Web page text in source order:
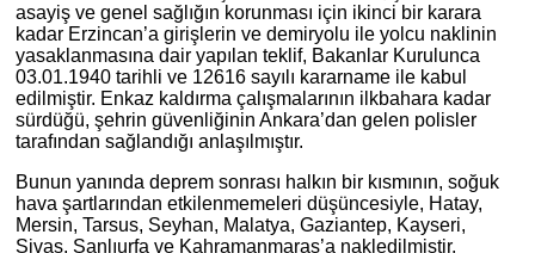
asayiş ve genel sağlığın korunması için ikinci bir karara
kadar Erzincan’a girişlerin ve demiryolu ile yolcu naklinin
yasaklanmasına dair yapılan teklif, Bakanlar Kurulunca
03.01.1940 tarihli ve 12616 sayılı kararname ile kabul
edilmiştir. Enkaz kaldırma çalışmalarının ilkbahara kadar
sürdüğü, şehrin güvenliğinin Ankara’dan gelen polisler
tarafından sağlandığı anlaşılmıştır.
Bunun yanında deprem sonrası halkın bir kısmının, soğuk
hava şartlarından etkilenmemeleri düşüncesiyle, Hatay,
Mersin, Tarsus, Seyhan, Malatya, Gaziantep, Kayseri,
Sivas, Şanlıurfa ve Kahramanmaraş’a nakledilmiştir.